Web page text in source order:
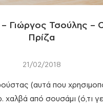
Γιώργος Τσούλης –
Πρίζα
21/02/2018
(αυτά που
χαλβά από σουσάμι (ό,τι